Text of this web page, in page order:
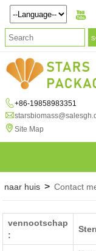

 +86-19858983351

Site Map
naar huis > Contact
vennootschap
: